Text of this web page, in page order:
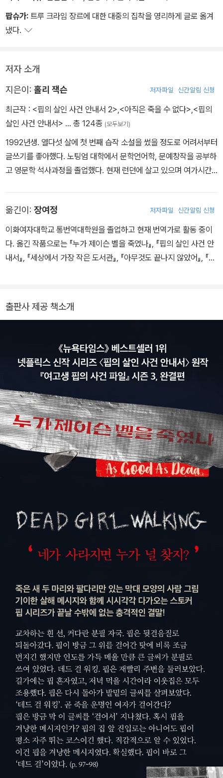
음 피해자가 되는 것.
팝슈가: 트루 크라임 장르에 대한 대중의 집착을 영리하게 글로 옮겨
냈다.
저자 소개
지은이: 홀리 잭슨 저자파일 신간알림 신청
최근작 : <핍의 살인 사건 안내서 2> <아직은 죽을 수 없다> <핍의
살인 사건 안내서> … 총 124종 (모두보기)
1992년생. 열다섯 살에 첫 번째 습작 소설을 썼을 정도로 어려서부터
글쓰기를 좋아했다. 노팅엄 대학에서 문학언어학, 문예창작을 공부하
고 영문학 석사과정을 졸업했다. 현재 런던에 살고 있으며 여가시간
3부작 『핍의 살인 사건 안내서』를 출간하였으며 시리즈 제1권 ‘샐 싱
미스터리’, 제2권 ‘굿 걸, 배드 블러드’, 제3권 ‘누가 제이슨 밸을 죽였
나’ 가운데 1, 2편이 현재 동명 원작으로 넷플릭스 방영중에 있다. 《뉴
욕타임스》 베스트셀러이기도 한 『핍의 살인 사건 안내서』는 청소년
영국 대형서점 워터스톤스의 아동문학상, 영국 청소년 문학상인 카네
으며 그녀는 2023년 틱톡 북어워드 ‘올해의 작가상’을 수상했다. 홀
리 잭슨의 또 다른 작품으로는 The Reappearance of Rachel Pri
ce, Five Survive, Kill Joy 등이 있다. 트위터&인스타그램: @HoJ
ay92
옮긴이: 장여정 저자파일 신간알림 신청
이화여자대학교 통번역대학원을 졸업하고 현재 번역가로 활동 중이
다. 옮긴 작품으로는 『누가 제이슨 벨을 죽였나』, 『핍의 살인 사건 안
내서』, 『세상에서 가장 작은 도서관』, 『아무것도 끝나지 않았어』, 『왼
출판사 제공 책소개